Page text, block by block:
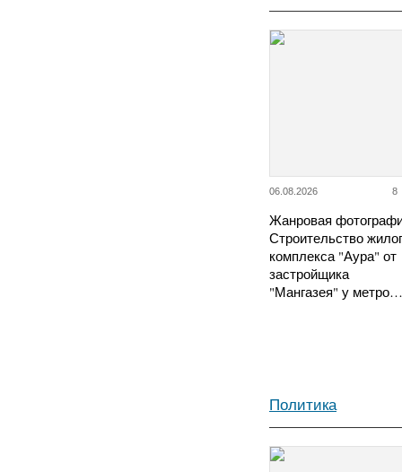
06.08.2026 8
Жанровая
Строительство
комплекса "Аура" от
застройщика
"Мангазея" у метро…
Политика